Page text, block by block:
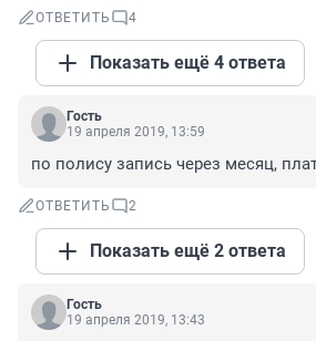
ОТВЕТИТЬ 4
Показать ещё 4 ответа
Гость
19 апреля 2019, 13:59
по полису запись через месяц,
ОТВЕТИТЬ 2
Показать ещё 2 ответа
Гость
19 апреля 2019, 13:43